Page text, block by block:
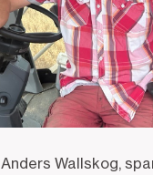
Anders Wallskog,